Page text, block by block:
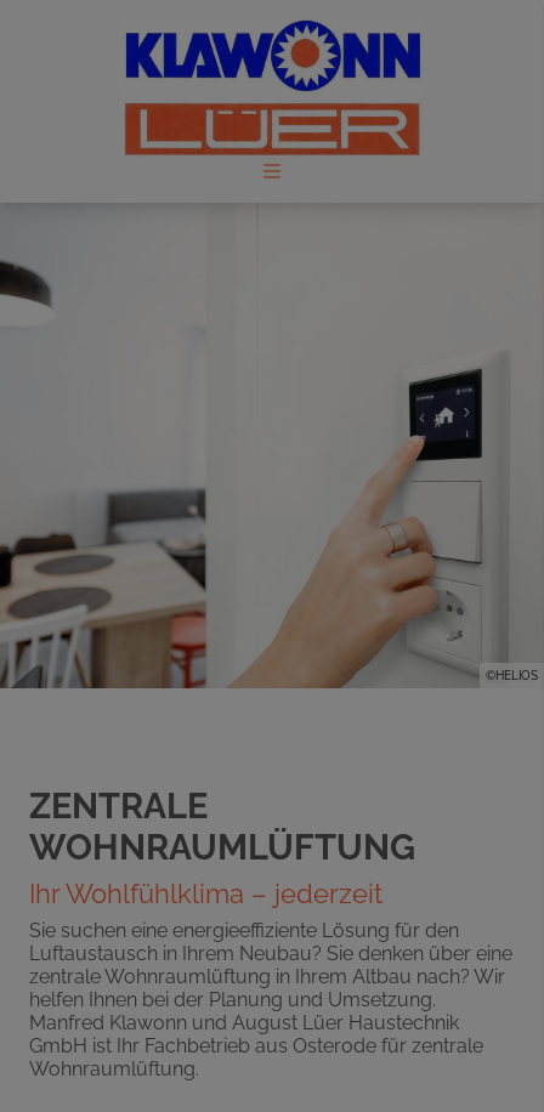
©HELIOS
ZENTRALE
WOHNRAUMLÜFTUNG
Ihr Wohlfühlklima – jederzeit
Sie suchen eine energieeffiziente Lösung für den
Luftaustausch in Ihrem Neubau? Sie denken über eine
zentrale Wohnraumlüftung in Ihrem Altbau nach? Wir
helfen Ihnen bei der Planung und Umsetzung.
Manfred Klawonn und August Lüer Haustechnik
GmbH ist Ihr Fachbetrieb aus Osterode für zentrale
Wohnraumlüftung.